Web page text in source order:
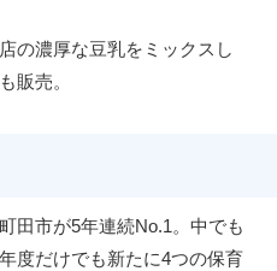
の濃厚な豆乳をミックスし
販売。
田市が5年連続No.1。中でも
度だけでも新たに4つの保育